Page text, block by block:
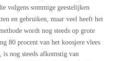
volgens sommige geestelijken
en gebruiken, maar veel heeft het
wordt nog steeds op grote
80 procent van het koosjere vlees
nog steeds afkomstig van